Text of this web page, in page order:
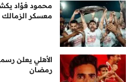
محمود فؤاد
معسكر الزمالك
الأهلي يعلن
رمضان